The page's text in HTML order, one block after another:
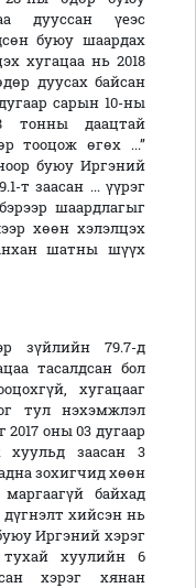
дууссан үеэс
буюу шаардах
хугацаа нь 2018
дуусах байсан
сарын 10-ны
тонны даацтай
тооцож өгөх ...”
буюу Иргэний
т заасан ... үүрэг
шаардлагыг
хөөн хэлэлцэх
шатны шүүх
зүйлийн 79.7-д
тасалдсан бол
хугацааг
тул нэхэмжлэл
2017 оны 03 дугаар
хуульд заасан 3
зохигчид хөөн
байхад
хийсэн нь
Иргэний хэрэг
хуулийн 6
хэрэг хянан